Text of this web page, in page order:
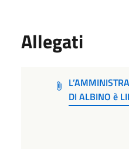
Allegati
DI ALBINO è